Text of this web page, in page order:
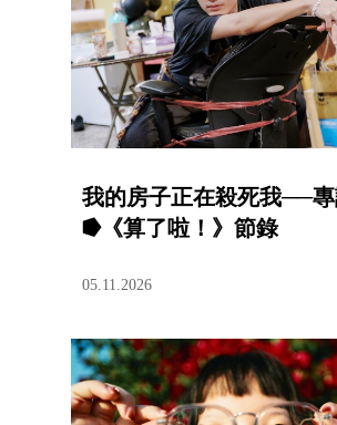
我的房子正在殺死我──
⭓《算了啦！》節錄
05.11.2026